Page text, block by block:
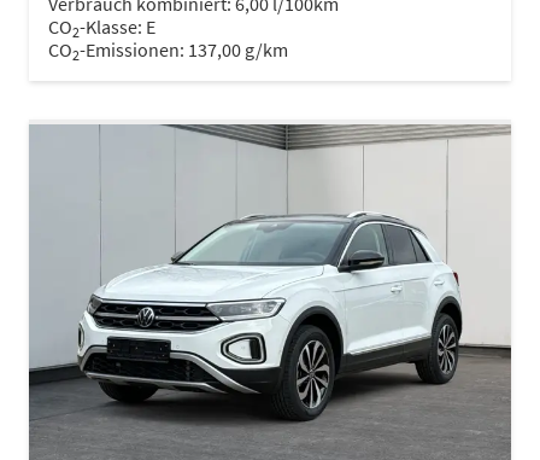
CO2-Klasse: E
CO2-Emissionen: 137,00 g/km